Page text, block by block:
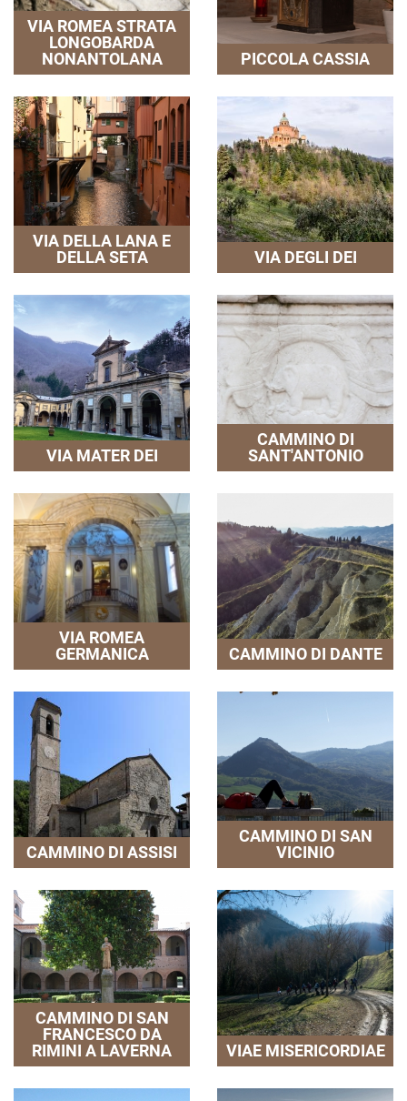
VIA ROMEA STRATA
LONGOBARDA
NONANTOLANA
PICCOLA CASSIA
VIA DELLA LANA E
DELLA SETA
VIA DEGLI DEI
VIA MATER DEI
CAMMINO DI
SANT'ANTONIO
VIA ROMEA
GERMANICA
CAMMINO DI DANTE
CAMMINO DI ASSISI
CAMMINO DI SAN
VICINIO
CAMMINO DI SAN
FRANCESCO DA
RIMINI A LAVERNA
VIAE MISERICORDIAE